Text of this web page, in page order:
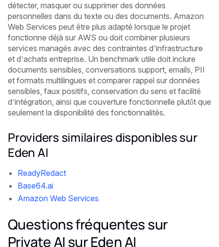
détecter, masquer ou supprimer des données
personnelles dans du texte ou des documents. Amazon
Web Services peut être plus adapté lorsque le projet
fonctionne déjà sur AWS ou doit combiner plusieurs
services managés avec des contraintes d’infrastructure
et d’achats entreprise. Un benchmark utile doit inclure
documents sensibles, conversations support, emails, PII
et formats multilingues et comparer rappel sur données
sensibles, faux positifs, conservation du sens et facilité
d’intégration, ainsi que couverture fonctionnelle plutôt que
seulement la disponibilité des fonctionnalités.
Providers similaires disponibles sur
Eden AI
ReadyRedact
Base64.ai
Amazon Web Services
Questions fréquentes sur
Private AI sur Eden AI